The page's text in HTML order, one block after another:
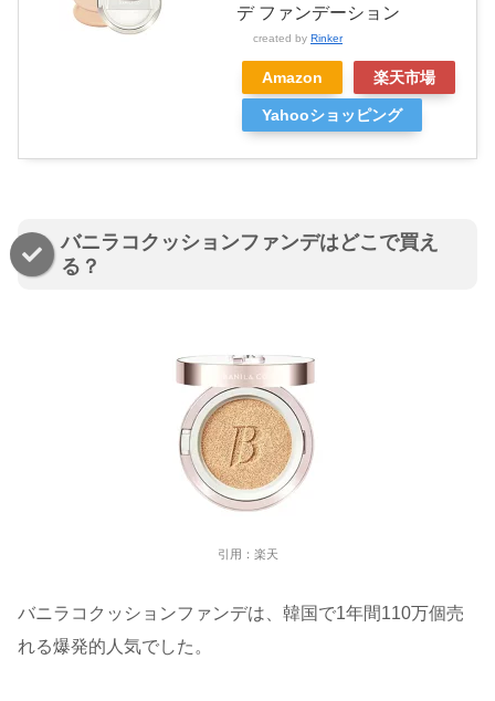
デ ファンデーション
created by Rinker
Amazon 楽天市場
Yahooショッピング
バニラコクッションファンデはどこで買え
る？
引用：楽天
バニラコクッションファンデは、韓国で1年間110万個売
れる爆発的人気でした。